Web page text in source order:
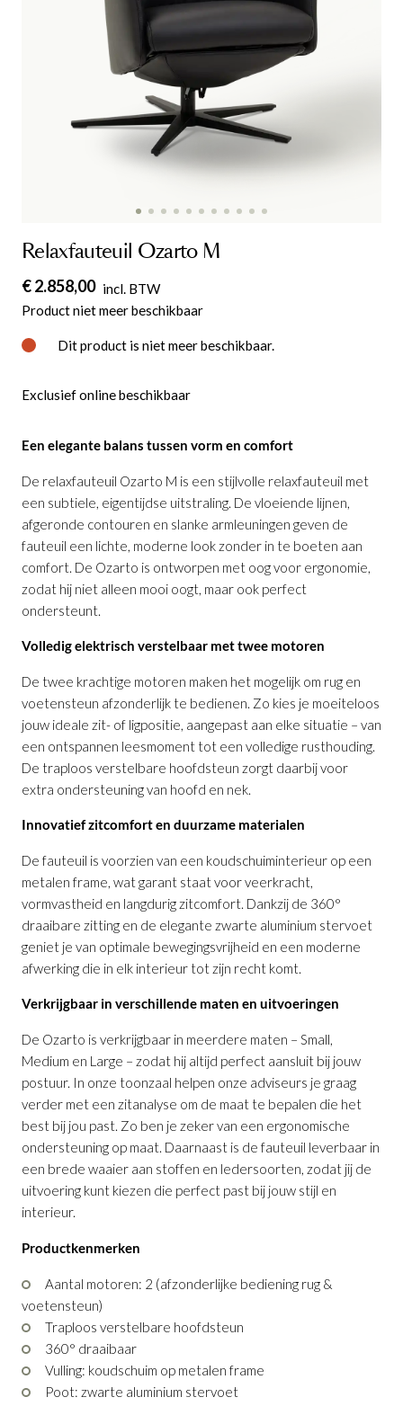
Relaxfauteuil Ozarto M
€ 2.858,00 incl. BTW
Product niet meer beschikbaar
Dit product is niet meer beschikbaar.
Exclusief online beschikbaar
Een elegante balans tussen vorm en comfort
De relaxfauteuil Ozarto M is een stijlvolle relaxfauteuil met
een subtiele, eigentijdse uitstraling. De vloeiende lijnen,
afgeronde contouren en slanke armleuningen geven de
fauteuil een lichte, moderne look zonder in te boeten aan
comfort. De Ozarto is ontworpen met oog voor ergonomie,
zodat hij niet alleen mooi oogt, maar ook perfect
ondersteunt.
Volledig elektrisch verstelbaar met twee motoren
De twee krachtige motoren maken het mogelijk om rug en
voetensteun afzonderlijk te bedienen. Zo kies je moeiteloos
jouw ideale zit- of ligpositie, aangepast aan elke situatie – van
een ontspannen leesmoment tot een volledige rusthouding.
De traploos verstelbare hoofdsteun zorgt daarbij voor
extra ondersteuning van hoofd en nek.
Innovatief zitcomfort en duurzame materialen
De fauteuil is voorzien van een koudschuiminterieur op een
metalen frame, wat garant staat voor veerkracht,
vormvastheid en langdurig zitcomfort. Dankzij de 360°
draaibare zitting en de elegante zwarte aluminium stervoet
geniet je van optimale bewegingsvrijheid en een moderne
afwerking die in elk interieur tot zijn recht komt.
Verkrijgbaar in verschillende maten en uitvoeringen
De Ozarto is verkrijgbaar in meerdere maten – Small,
Medium en Large – zodat hij altijd perfect aansluit bij jouw
postuur. In onze toonzaal helpen onze adviseurs je graag
verder met een zitanalyse om de maat te bepalen die het
best bij jou past. Zo ben je zeker van een ergonomische
ondersteuning op maat. Daarnaast is de fauteuil leverbaar in
een brede waaier aan stoffen en ledersoorten, zodat jij de
uitvoering kunt kiezen die perfect past bij jouw stijl en
interieur.
Productkenmerken
Aantal motoren: 2 (afzonderlijke bediening rug &
voetensteun)
Traploos verstelbare hoofdsteun
360° draaibaar
Vulling: koudschuim op metalen frame
Poot: zwarte aluminium stervoet
Relaxfauteuil Ozarto Mis toegevoegd
aan je winkelmandje
Relaxfauteuil Ozarto M
Productnummer: G13100003163
€ 2.858,00
OF VERDER WINKELEN